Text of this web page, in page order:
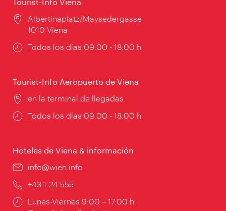
Lugar:
Albertinaplatz/Maysedergasse
1010 Viena
Horarios
Todos los días 09:00 - 18:00 h
Tourist-Info Aeropuerto de Viena
Lugar:
en la terminal de llegadas
Horarios
Todos los días 09:00 - 18:00 h
Hoteles de Viena & información
e-
info@wien.info
Teléfono:
+43-1-24 555
Horarios
Lunes-Viernes 9:00 – 17:00 h